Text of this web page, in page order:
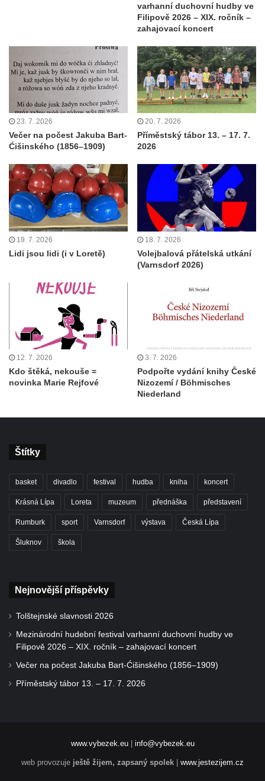
varhanní duchovní hudby ve
Filipově 2026 – XIX. ročník –
zahajovací koncert
23. 7. 2026
Večer na počest Jakuba Bart-
Ćišinského (1856–1909)
20. 7. 2026
Příměstský tábor 13. – 17. 7.
2026
19. 7. 2026
Lidi jsou lidi (i v Loretě)
18. 7. 2026
Volejbalová přátelská utkání
(Varnsdorf 2026)
12. 7. 2026
Kdo štěká, nekouše =
novinka Marie Rejfové
3. 7. 2026
Podpořte vydání knihy České
Nizozemí / Böhmisches
Niederland
Štítky
basket divadlo festival hudba kniha koncert
Krásná Lípa Loreta muzeum přednáška představení
Rumburk sport Varnsdorf výstava Česká Lípa
Šluknov škola
Nejnovější příspěvky
Tolštejnské slavnosti 2026
Mezinárodní hudební festival varhanní duchovní hudby ve
Filipově 2026 – XIX. ročník – zahajovací koncert
Večer na počest Jakuba Bart-Ćišinského (1856–1909)
Příměstský tábor 13. – 17. 7. 2026
www.vybezek.eu| info@vybezek.eu
web provozuje ještě žijem, zapsaný spolek www.jestezijem.cz